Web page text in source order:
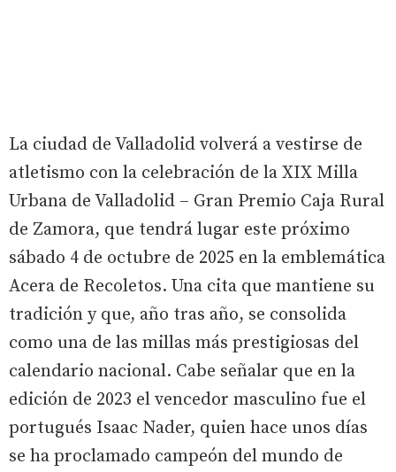
La ciudad de Valladolid volverá a vestirse de
atletismo con la celebración de la XIX Milla
Urbana de Valladolid – Gran Premio Caja Rural
de Zamora, que tendrá lugar este próximo
sábado 4 de octubre de 2025 en la emblemática
Acera de Recoletos. Una cita que mantiene su
tradición y que, año tras año, se consolida
como una de las millas más prestigiosas del
calendario nacional. Cabe señalar que en la
edición de 2023 el vencedor masculino fue el
portugués Isaac Nader, quien hace unos días
se ha proclamado campeón del mundo de